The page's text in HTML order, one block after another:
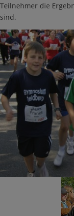
Teilnehmer die
sind.